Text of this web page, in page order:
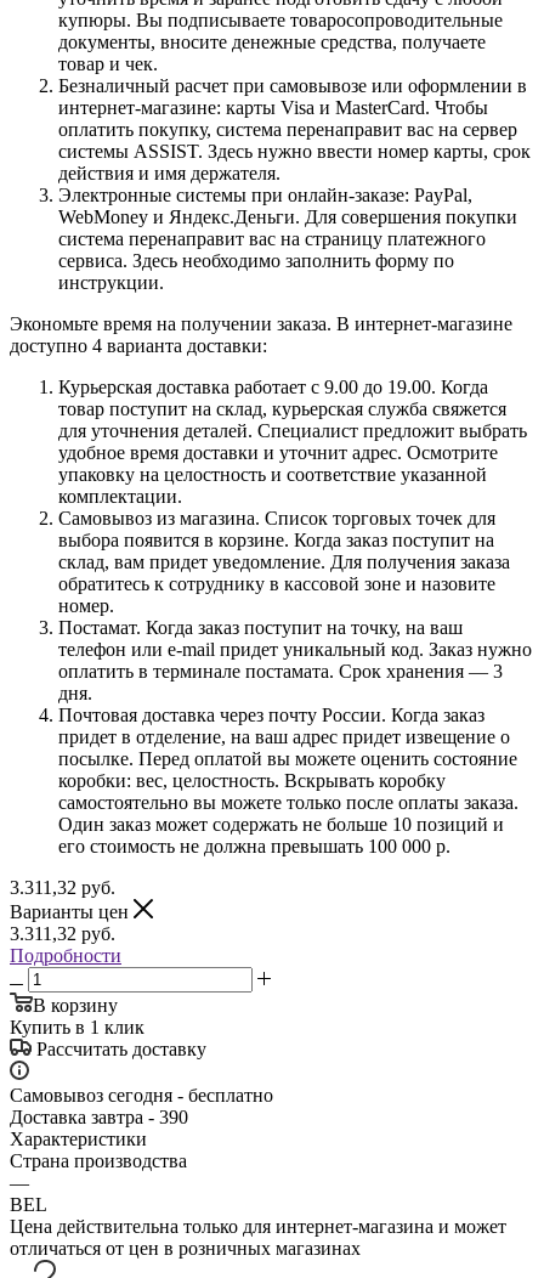
купюры. Вы подписываете товаросопроводительные
документы, вносите денежные средства, получаете
товар и чек.
Безналичный расчет при самовывозе или оформлении в
интернет-магазине: карты Visa и MasterCard. Чтобы
оплатить покупку, система перенаправит вас на сервер
системы ASSIST. Здесь нужно ввести номер карты, срок
действия и имя держателя.
Электронные системы при онлайн-заказе: PayPal,
WebMoney и Яндекс.Деньги. Для совершения покупки
система перенаправит вас на страницу платежного
сервиса. Здесь необходимо заполнить форму по
инструкции.
Экономьте время на получении заказа. В интернет-магазине
доступно 4 варианта доставки:
Курьерская доставка работает с 9.00 до 19.00. Когда
товар поступит на склад, курьерская служба свяжется
для уточнения деталей. Специалист предложит выбрать
удобное время доставки и уточнит адрес. Осмотрите
упаковку на целостность и соответствие указанной
комплектации.
Самовывоз из магазина. Список торговых точек для
выбора появится в корзине. Когда заказ поступит на
склад, вам придет уведомление. Для получения заказа
обратитесь к сотруднику в кассовой зоне и назовите
номер.
Постамат. Когда заказ поступит на точку, на ваш
телефон или e-mail придет уникальный код. Заказ нужно
оплатить в терминале постамата. Срок хранения — 3
дня.
Почтовая доставка через почту России. Когда заказ
придет в отделение, на ваш адрес придет извещение о
посылке. Перед оплатой вы можете оценить состояние
коробки: вес, целостность. Вскрывать коробку
самостоятельно вы можете только после оплаты заказа.
Один заказ может содержать не больше 10 позиций и
его стоимость не должна превышать 100 000 р.
3.311,32 руб.
Варианты цен
3.311,32 руб.
Подробности
В корзину
Купить в 1 клик
Рассчитать доставку
Самовывоз сегодня - бесплатно
Доставка завтра - 390
Характеристики
Страна производства
—
BEL
Цена действительна только для интернет-магазина и может
отличаться от цен в розничных магазинах